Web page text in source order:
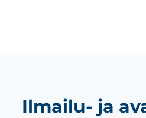
Ilmailu- ja